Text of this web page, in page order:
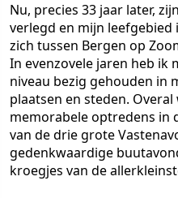
Nu, precies 33 jaar later,
verlegd en mijn
zich tussen Bergen op
In evenzovele jaren heb ik
niveau bezig gehouden in
plaatsen en steden.
memorabele optredens in
van de drie grote
gedenkwaardige
kroegjes van de